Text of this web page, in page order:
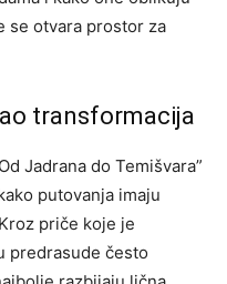
se otvara prostor za
transformacija
Jadrana do Temišvara”
putovanja imaju
priče koje je
predrasude često